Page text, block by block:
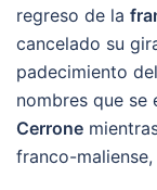
regreso de la
cancelado su
padecimiento
nombres que se
Cerrone
franco-